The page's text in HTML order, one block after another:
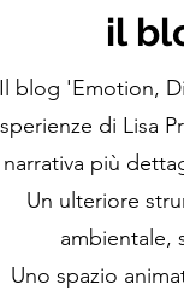
il
Il blog 'Emotion,
di Lisa
narrativa più
Un ulteriore
ambientale,
Uno spazio